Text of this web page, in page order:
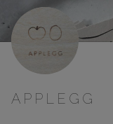
APPLEGG